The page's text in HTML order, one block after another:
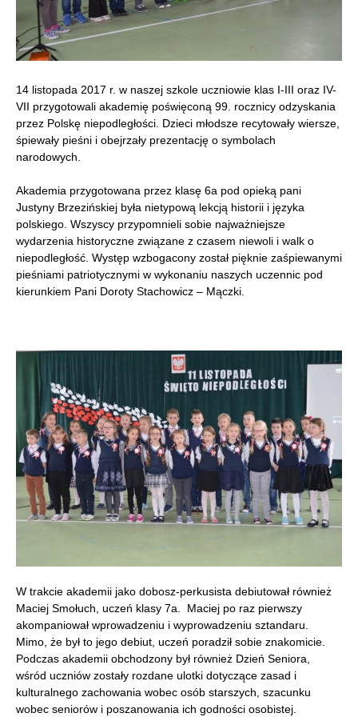
14 listopada 2017 r. w naszej szkole uczniowie klas I-III oraz IV-
VII przygotowali akademię poświęconą 99. rocznicy odzyskania
przez Polskę niepodległości. Dzieci młodsze recytowały wiersze,
śpiewały pieśni i obejrzały prezentację o symbolach
narodowych.
Akademia przygotowana przez klasę 6a pod opieką pani
Justyny Brzezińskiej była nietypową lekcją historii i języka
polskiego. Wszyscy przypomnieli sobie najważniejsze
wydarzenia historyczne związane z czasem niewoli i walk o
niepodległość. Występ wzbogacony został pięknie zaśpiewanymi
pieśniami patriotycznymi w wykonaniu naszych uczennic pod
kierunkiem Pani Doroty Stachowicz – Mączki.
W trakcie akademii jako dobosz-perkusista debiutował również
Maciej Smołuch, uczeń klasy 7a. Maciej po raz pierwszy
akompaniował wprowadzeniu i wyprowadzeniu sztandaru.
Mimo, że był to jego debiut, uczeń poradził sobie znakomicie.
Podczas akademii obchodzony był również Dzień Seniora,
wśród uczniów zostały rozdane ulotki dotyczące zasad i
kulturalnego zachowania wobec osób starszych, szacunku
wobec seniorów i poszanowania ich godności osobistej.